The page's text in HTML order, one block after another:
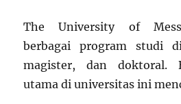
The University of
berbagai program studi
magister, dan doktoral.
utama di universitas ini